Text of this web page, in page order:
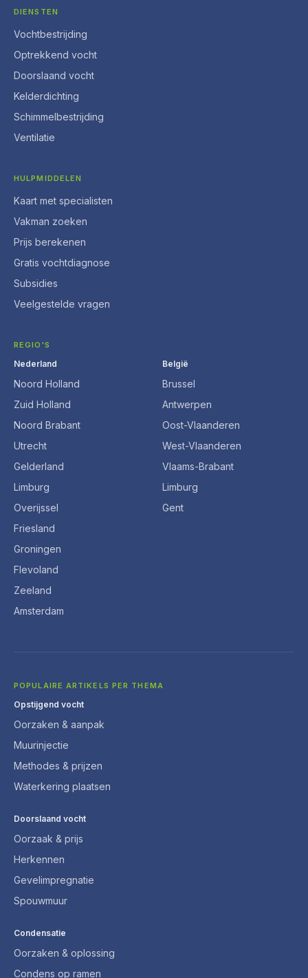
DIENSTEN
Vochtbestrijding
Optrekkend vocht
Doorslaand vocht
Kelderdichting
Schimmelbestrijding
Ventilatie
HULPMIDDELEN
Kaart met specialisten
Vakman zoeken
Prijs berekenen
Gratis vochtdiagnose
Subsidies
Veelgestelde vragen
REGIO'S
Nederland
Noord Holland
Zuid Holland
Noord Brabant
Utrecht
Gelderland
Limburg
Overijssel
Friesland
Groningen
Flevoland
Zeeland
Amsterdam
België
Brussel
Antwerpen
Oost-Vlaanderen
West-Vlaanderen
Vlaams-Brabant
Limburg
Gent
POPULAIRE ARTIKELS PER THEMA
Opstijgend vocht
Oorzaken & aanpak
Muurinjectie
Methodes & prijzen
Waterkering plaatsen
Doorslaand vocht
Oorzaak & prijs
Herkennen
Gevelimpregnatie
Spouwmuur
Condensatie
Oorzaken & oplossing
Condens op ramen